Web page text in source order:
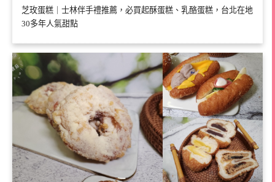
芝玫蛋糕｜士林伴手禮推薦，必買起酥蛋糕、乳酪蛋糕，台北在地
30多年人氣甜點